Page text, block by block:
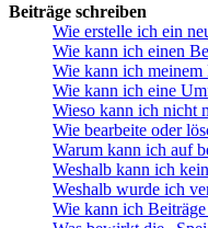
Beiträge schreiben
Wie erstelle ich ein
Wie kann ich einen
Wie kann ich meinem
Wie kann ich eine
Wieso kann ich nicht
Wie bearbeite oder
Warum kann ich auf
Weshalb kann ich
Weshalb wurde ich
Wie kann ich